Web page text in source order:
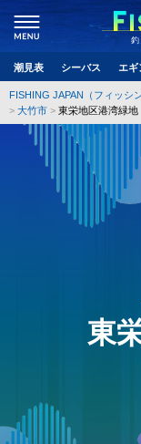
潮見表 シーバス エギ
FISHING JAPAN（フィッシ
大竹市
東栄地区港湾緑地
東